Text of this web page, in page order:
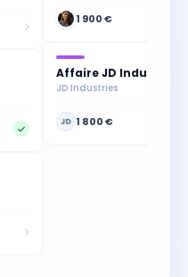
1 900 €
Affaire JD Industries
JD Industries
JD 1 800 €